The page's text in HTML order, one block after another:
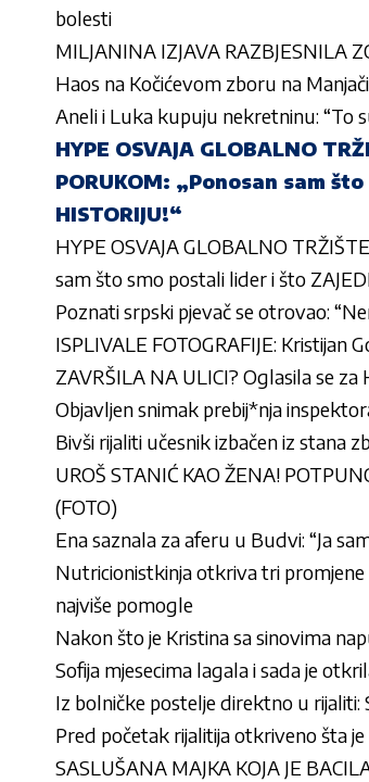
bolesti
MILJANINA IZJAVA RAZBJESNILA
Haos na Kočićevom zboru na
Aneli i Luka kupuju nekretninu: “To
HYPE OSVAJA GLOBALNO
PORUKOM: „Ponosan sam
HISTORIJU!“
HYPE OSVAJA GLOBALNO
sam što smo postali lider i što
Poznati srpski pjevač se otrovao:
ISPLIVALE FOTOGRAFIJE: Kristijan
ZAVRŠILA NA ULICI? Oglasila se za
Objavljen snimak prebij*nja
Bivši rijaliti učesnik izbačen iz stana
UROŠ STANIĆ KAO ŽENA!
(FOTO)
Ena saznala za aferu u Budvi: “Ja
Nutricionistkinja otkriva tri promjene
najviše pomogle
Nakon što je Kristina sa sinovima
Sofija mjesecima lagala i sada je
Iz bolničke postelje direktno u rijaliti:
Pred početak rijalitija otkriveno šta
SASLUŠANA MAJKA KOJA JE